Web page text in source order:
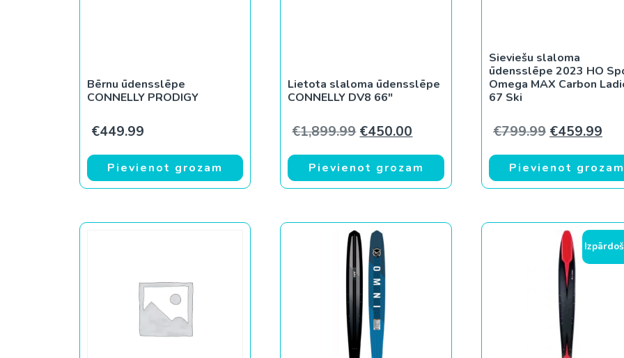
Bērnu ūdensslēpe
CONNELLY PRODIGY
€449.99
Pievienot grozam
Lietota slaloma ūdensslēpe
CONNELLY DV8 66″
€1,899.99 Original price was: €1,899.99.
€450.00 Current price is: €450.00.
Pievienot grozam
Sieviešu slaloma
ūdensslēpe 2023 HO
Omega MAX Carbon
67 Ski
€799.99 Original
€459.99
Pievienot grozam